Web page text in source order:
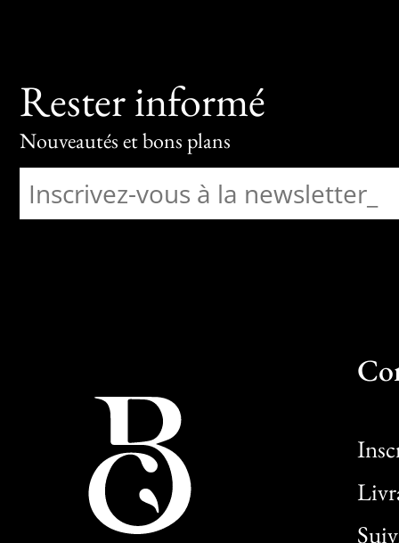
Rester informé
Nouveautés et bons plans